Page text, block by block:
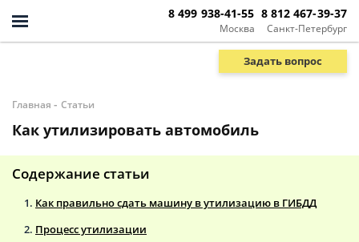
Москва
8 499 938-41-55
Санкт-Петербург
8 812 467-39-37
Задать вопрос
Главная - Статьи
Как утилизировать автомобиль
Содержание статьи
Как правильно сдать машину в утилизацию в ГИБДД
Процесс утилизации